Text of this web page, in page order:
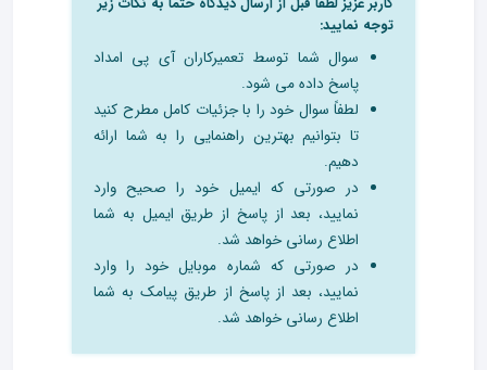
توجه نمایید:
سوال شما توسط تعمیرکاران آی پی امداد
پاسخ داده می شود.
لطفاً سوال خود را با جزئیات کامل مطرح کنید
تا بتوانیم بهترین راهنمایی را به شما ارائه
دهیم.
در صورتی که ایمیل خود را صحیح وارد
نمایید، بعد از پاسخ از طریق ایمیل به شما
اطلاع رسانی خواهد شد.
در صورتی که شماره موبایل خود را وارد
نمایید، بعد از پاسخ از طریق پیامک به شما
اطلاع رسانی خواهد شد.